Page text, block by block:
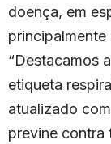
doença, em
“Destacamos
etiqueta
atualizado
previne contra